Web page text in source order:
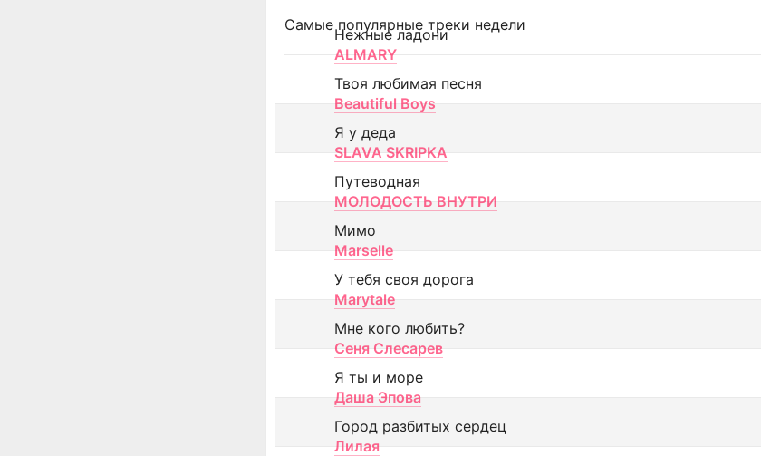
Самые популярные треки недели
Нежные ладони
ALMARY
Твоя любимая песня
Beautiful Boys
Я у деда
SLAVA SKRIPKA
Путеводная
МОЛОДОСТЬ ВНУТРИ
Мимо
Marselle
У тебя своя дорога
Marytale
Мне кого любить?
Сеня Слесарев
Я ты и море
Даша Эпова
Город разбитых сердец
Лилая